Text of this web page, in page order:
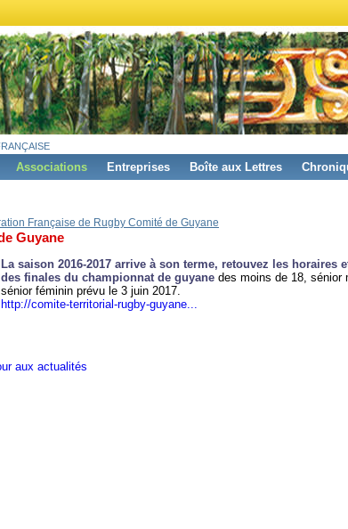
Associations Entreprises Boîte aux Lettres
Française de Rugby Comité de Guyane
Guyane
La saison 2016-2017 arrive à son terme, retouvez les horaires
des finales du championnat de guyane des moins de 18, sénior
sénior féminin prévu le 3 juin 2017.
http://comite-territorial-rugby-guyane...
aux actualités